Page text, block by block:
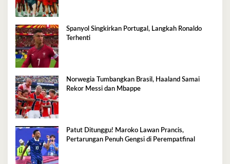
Spanyol Singkirkan Portugal, Langkah Ronaldo
Terhenti
Norwegia Tumbangkan Brasil, Haaland Samai
Rekor Messi dan Mbappe
Patut Ditunggu! Maroko Lawan Prancis,
Pertarungan Penuh Gengsi di Perempatfinal